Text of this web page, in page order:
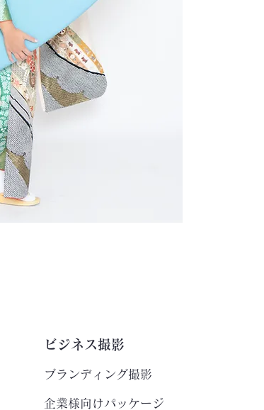
ビジネス撮影
ブランディング撮影
企業様向けパッケージ